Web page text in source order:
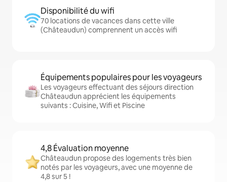
Disponibilité du wifi
70 locations de vacances dans cette ville
(Châteaudun) comprennent un accès wifi
Équipements populaires pour les voyageurs
Les voyageurs effectuant des séjours direction
Châteaudun apprécient les équipements
suivants : Cuisine, Wifi et Piscine
4,8 Évaluation moyenne
Châteaudun propose des logements très bien
notés par les voyageurs, avec une moyenne de
4,8 sur 5 !